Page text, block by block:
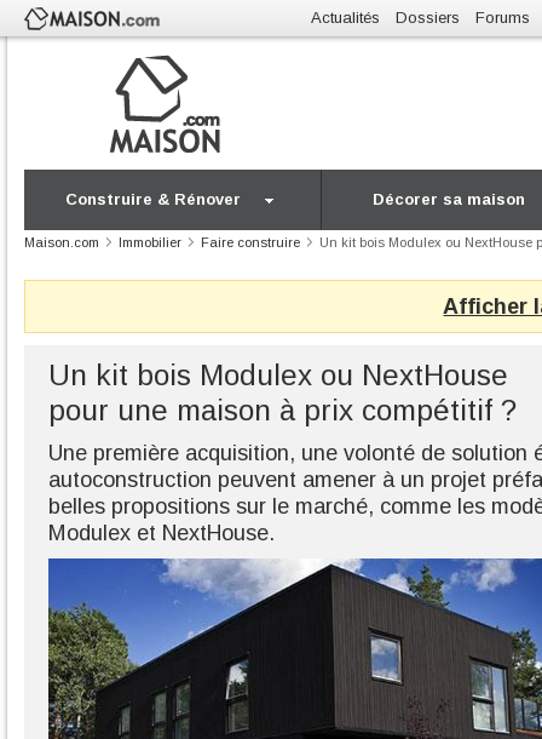
Actualités Dossiers Forums
Construire & Rénover Décorer sa maison
Maison.com Immobilier Faire construire Un kit bois Modulex ou NextHouse
Afficher
Un kit bois Modulex ou NextHouse
pour une maison à prix compétitif ?
Une première acquisition, une volonté de solution
autoconstruction peuvent amener à un projet
belles propositions sur le marché, comme les
Modulex et NextHouse.